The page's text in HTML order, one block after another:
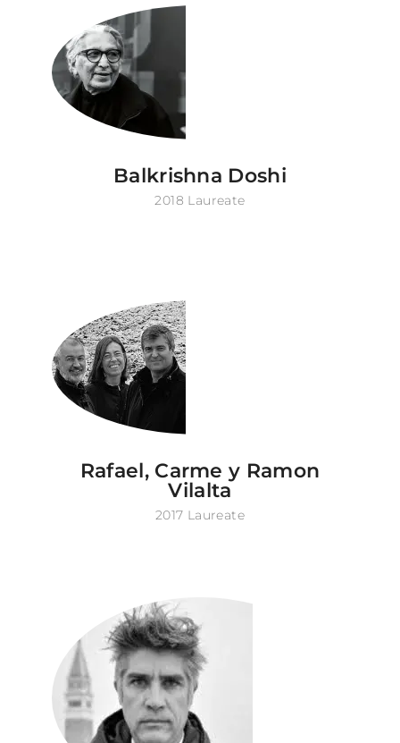
Balkrishna Doshi
2018 Laureate
Rafael, Carme y Ramon
Vilalta
2017 Laureate